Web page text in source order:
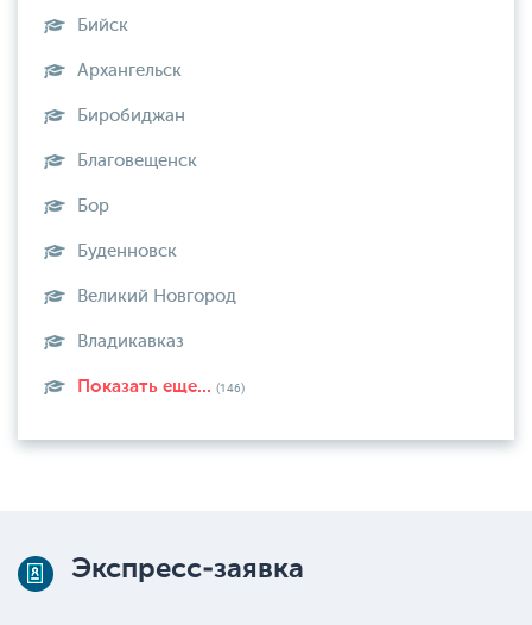
Бийск
Архангельск
Биробиджан
Благовещенск
Бор
Буденновск
Великий Новгород
Владикавказ
Показать еще... (146)
Экспресс-заявка